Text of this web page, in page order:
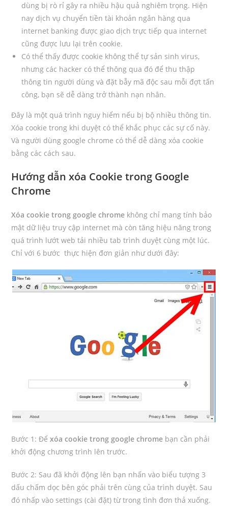
dùng bị rò rỉ gây ra nhiều hậu quả nghiêm trọng. Hiện
nay dịch vụ chuyển tiền tài khoản ngân hàng qua
internet banking được giao dịch trực tiếp qua internet
cũng được lưu lại trên cookie.
Có thể thấy được cookie không thể tự sản sinh virus,
nhưng các hacker có thể thông qua đó để thu thập
thông tin người dùng và đặt bẫy mã độc sau mỗi đợt tấn
công, bạn sẽ dễ dàng trở thành nạn nhân.
Đây là một quá trình nguy hiểm nếu bị bộ nhiều thông tin.
Xóa cookie trong khi duyệt có thể khắc phục các sự cố này.
Và người dùng google chrome có thể dễ dàng xóa cookie
bằng các cách sau.
Hướng dẫn xóa Cookie trong Google
Chrome
Xóa cookie trong google chrome không chỉ mang tính bảo
mật dữ liệu truy cập internet mà còn tăng hiệu năng trong
quá trình lướt web tải nhiều tab trình duyệt cùng một lúc.
Chỉ với 6 bước thực hiện đơn giản như dưới đây:
Bước 1: Đểxóa cookie trong google chrome bạn cần phải
khởi động chương trình lên trước.
Bước 2: Sau đã khởi động lên bạn nhấn vào biểu tượng 3
dấu chấm dọc bên góc phải trên cùng của trình duyệt. Sau
đó nhấp vào settings (cài đặt) từ trong tình đơn thả xuống.